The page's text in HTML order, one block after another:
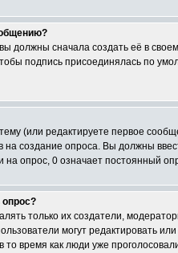
должны сначала создать её в
подпись присоединялась по
тему (или редактируете первое
на создание опроса. Вы должны
опрос, 0 означает постоянный
опрос?
только их создатели,
могут редактировать
время как люди уже